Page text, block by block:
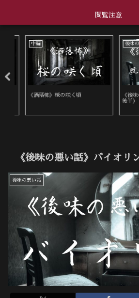
閲覧注意
中編
《洒落怖》桜の咲く頃
後味の悪
《後味の
後半）
《後味の悪い話》バイオリ
後味の悪い話